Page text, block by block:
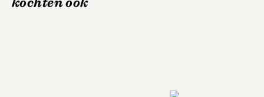
Bekijk alle boeken
kochten ook